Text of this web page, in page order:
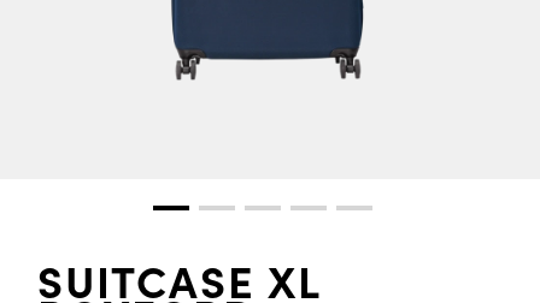
SUITCASE XL